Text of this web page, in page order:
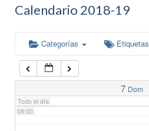
Calendario 2018-19
Categorías Etiquetas
7 Dom
Todo el día
05:00
06:00
07:00
08:00